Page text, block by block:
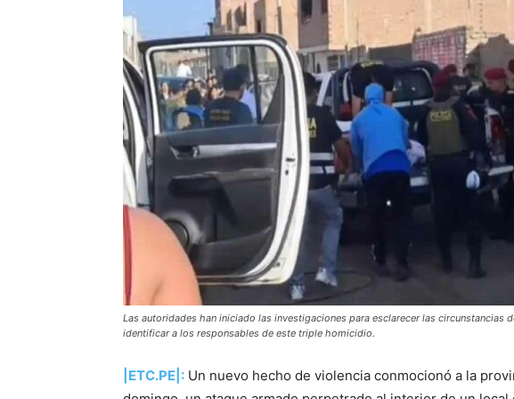
Las autoridades han iniciado las investigaciones para esclarecer las circunstancias
identificar a los responsables de este triple homicidio.
|ETC.PE|: Un nuevo hecho de violencia conmocionó a la